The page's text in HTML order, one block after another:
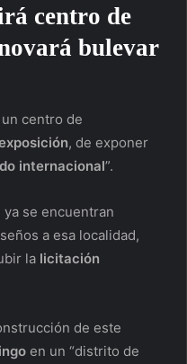
centro de
bulevar
centro de
, de exponer
internacional”.
se encuentran
a esa localidad,
la licitación
de este
en un “distrito de